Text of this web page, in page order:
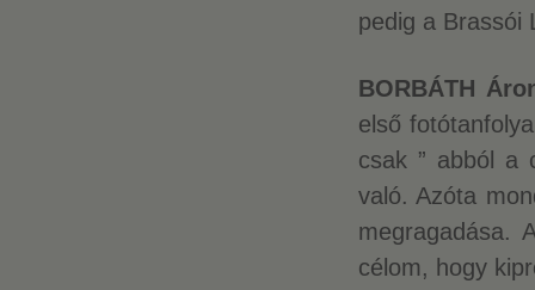
pedig a Brassói
BORBÁTH
első
csak ” abból a
való. Azóta
megragadása.
célom, hogy